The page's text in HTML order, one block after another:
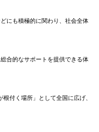
にも積極的に関わり、社会全体
合的なサポートを提供できる体
付く場所」として全国に広げ、